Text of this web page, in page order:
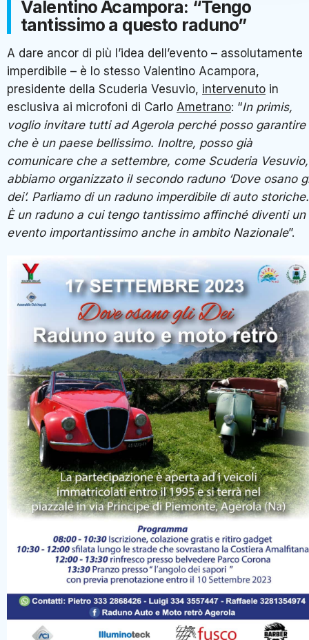
Valentino Acampora: “Tengo
tantissimo a questo raduno”
A dare ancor di più l’idea dell’evento – assolutamente
imperdibile – è lo stesso Valentino Acampora,
presidente della Scuderia Vesuvio, intervenuto in
esclusiva ai microfoni di Carlo Ametrano: “In primis,
voglio invitare tutti ad Agerola perché posso garantire
che è un paese bellissimo. Inoltre, posso già
comunicare che a settembre, come Scuderia Vesuvio,
abbiamo organizzato il secondo raduno ‘Dove osano
dei’. Parliamo di un raduno imperdibile di auto storiche.
È un raduno a cui tengo tantissimo affinché diventi un
evento importantissimo anche in ambito Nazionale”.